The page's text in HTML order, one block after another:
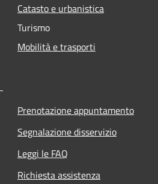
Catasto e urbanistica
Turismo
Mobilità e trasporti
Prenotazione appuntamento
Segnalazione disservizio
Leggi le FAQ
Richiesta assistenza